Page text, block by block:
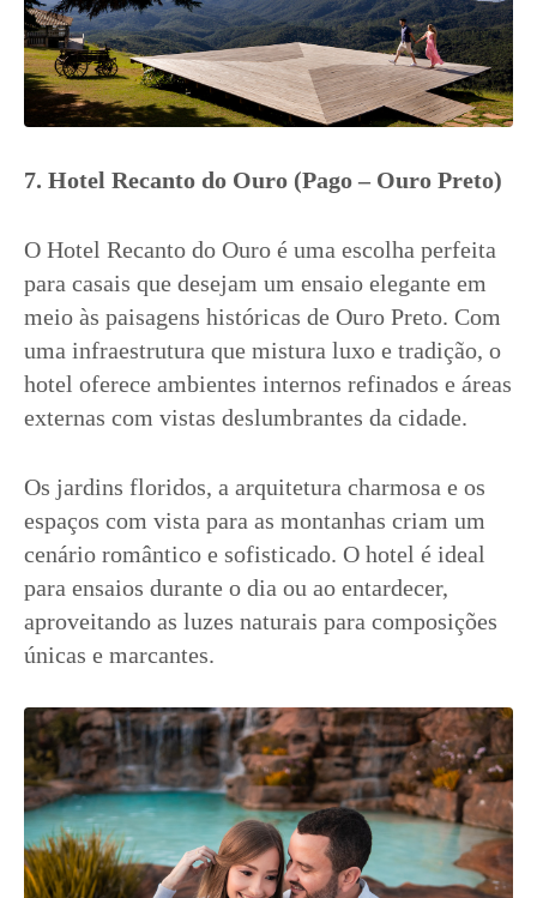
7. Hotel Recanto do Ouro (Pago – Ouro Preto)
O Hotel Recanto do Ouro é uma escolha perfeita
para casais que desejam um ensaio elegante em
meio às paisagens históricas de Ouro Preto. Com
uma infraestrutura que mistura luxo e tradição, o
hotel oferece ambientes internos refinados e áreas
externas com vistas deslumbrantes da cidade.
Os jardins floridos, a arquitetura charmosa e os
espaços com vista para as montanhas criam um
cenário romântico e sofisticado. O hotel é ideal
para ensaios durante o dia ou ao entardecer,
aproveitando as luzes naturais para composições
únicas e marcantes.